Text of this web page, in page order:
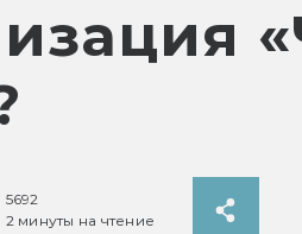
5692
2 минуты на чтение